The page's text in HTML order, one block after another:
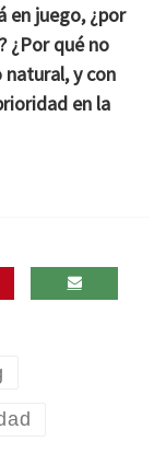
en juego, ¿por
¿Por qué no
y con
en la